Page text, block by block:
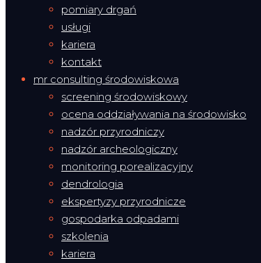
pomiary drgań
usługi
kariera
kontakt
mr consulting środowiskowa
screening środowiskowy
ocena oddziaływania na środowisko
nadzór przyrodniczy
nadzór archeologiczny
monitoring porealizacyjny
dendrologia
ekspertyzy przyrodnicze
gospodarka odpadami
szkolenia
kariera